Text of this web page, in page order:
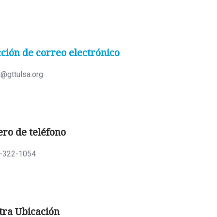
de correo electrónico
de teléfono
322-1054
Ubicación